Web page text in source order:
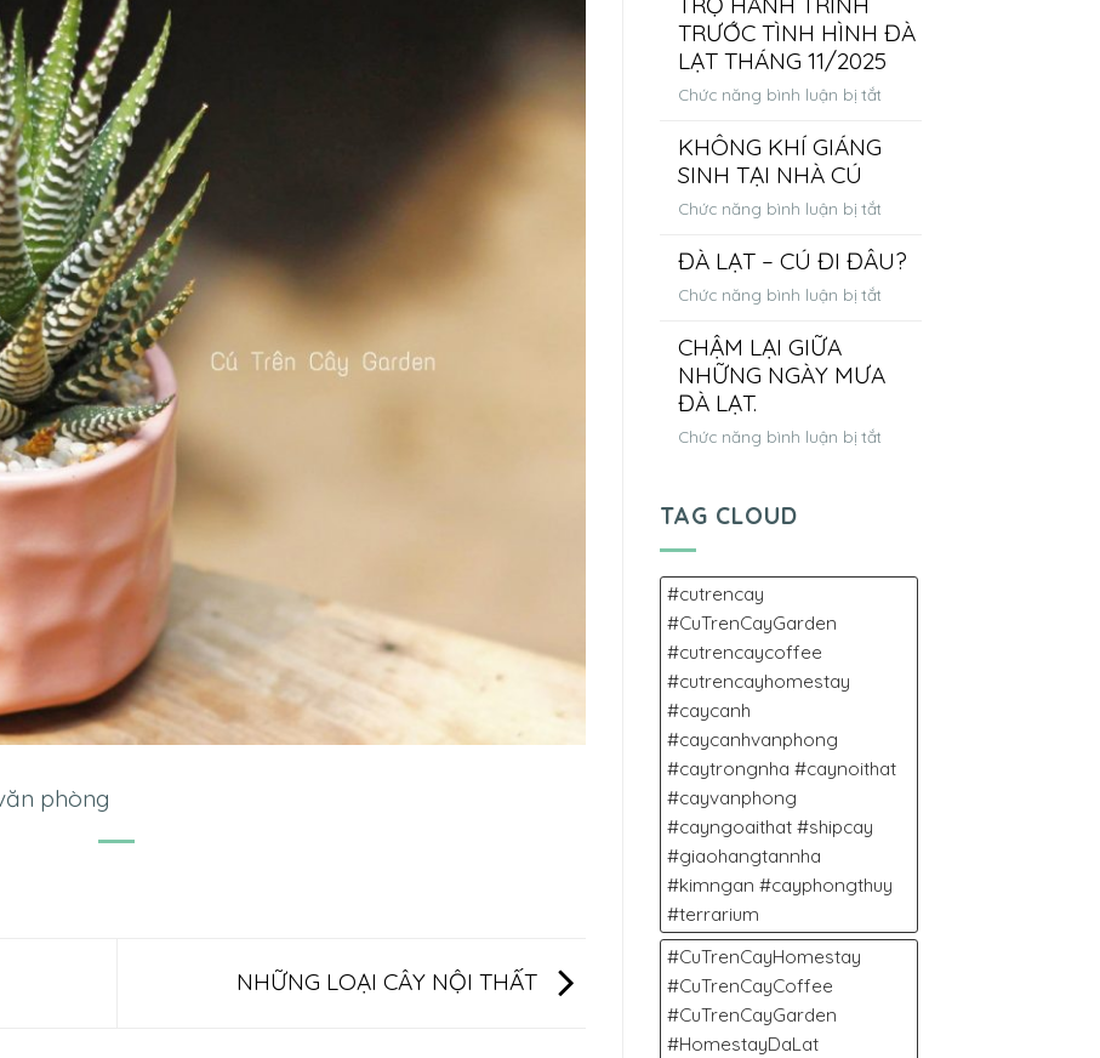
phòng
NHỮNG LOẠI CÂY NỘI THẤT
TỔ
NHỎ
–
CẢ
CHO
NHIÊN
CÔNG
TRƯỚC TÌNH HÌNH ĐÀ
LẠT THÁNG 11/2025
Chức năng bình luận bị tắtở
BÁO
HOÀN
&
HỖ
TRÌNH
KHÔNG KHÍ GIÁNG
SINH TẠI NHÀ CÚ
Chức năng bình luận bị tắtở
KHÍ
CÚ
ĐÀ LẠT – CÚ ĐI ĐÂU?
Chức năng bình luận bị tắtở
–
ĐÂU?
CHẬM LẠI GIỮA
NHỮNG NGÀY MƯA
ĐÀ LẠT.
Chức năng bình luận bị tắtở
TAG CLOUD
#cutrencay
#CuTrenCayGarden
#cutrencaycoffee
#cutrencayhomestay
#caycanh
#caycanhvanphong
#caytrongnha #caynoithat
#cayvanphong
#cayngoaithat #shipcay
#giaohangtannha
#kimngan #cayphongthuy
#terrarium
#CuTrenCayHomestay
#CuTrenCayCoffee
#CuTrenCayGarden
#HomestayDaLat